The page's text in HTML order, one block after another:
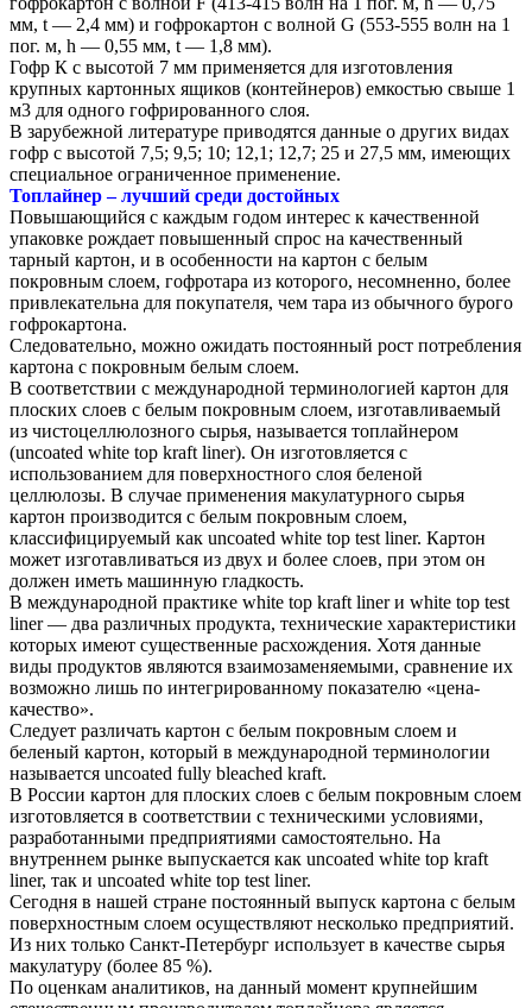
мм, t — 2,4 мм) и гофрокартон с волной G (553-555 волн на 1
пог. м, h — 0,55 мм, t — 1,8 мм).
Гофр К с высотой 7 мм применяется для изготовления
крупных картонных ящиков (контейнеров) емкостью свыше 1
м3 для одного гофрированного слоя.
В зарубежной литературе приводятся данные о других видах
гофр с высотой 7,5; 9,5; 10; 12,1; 12,7; 25 и 27,5 мм, имеющих
специальное ограниченное применение.
Топлайнер – лучший среди достойных
Повышающийся с каждым годом интерес к качественной
упаковке рождает повышенный спрос на качественный
тарный картон, и в особенности на картон с белым
покровным слоем, гофротара из которого, несомненно, более
привлекательна для покупателя, чем тара из обычного бурого
гофрокартона.
Следовательно, можно ожидать постоянный рост потребления
картона с покровным белым слоем.
В соответствии с международной терминологией картон для
плоских слоев с белым покровным слоем, изготавливаемый
из чистоцеллюлозного сырья, называется топлайнером
(uncoated white top kraft liner). Он изготовляется с
использованием для поверхностного слоя беленой
целлюлозы. В случае применения макулатурного сырья
картон производится с белым покровным слоем,
классифицируемый как uncoated white top test liner. Картон
может изготавливаться из двух и более слоев, при этом он
должен иметь машинную гладкость.
В международной практике white top kraft liner и white top test
liner — два различных продукта, технические характеристики
которых имеют существенные расхождения. Хотя данные
виды продуктов являются взаимозаменяемыми, сравнение их
возможно лишь по интегрированному показателю «цена-
качество».
Следует различать картон с белым покровным слоем и
беленый картон, который в международной терминологии
называется uncoated fully bleached kraft.
В России картон для плоских слоев с белым покровным слоем
изготовляется в соответствии с техническими условиями,
разработанными предприятиями самостоятельно. На
внутреннем рынке выпускается как uncoated white top kraft
liner, так и uncoated white top test liner.
Сегодня в нашей стране постоянный выпуск картона с белым
поверхностным слоем осуществляют несколько предприятий.
Из них только Санкт-Петербург использует в качестве сырья
макулатуру (более 85 %).
По оценкам аналитиков, на данный момент крупнейшим